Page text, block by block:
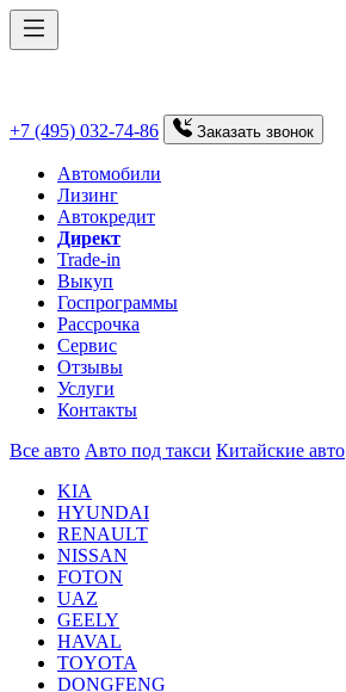
+7 (495) 032-74-86 Заказать звонок
Автомобили
Лизинг
Автокредит
Директ
Trade-in
Выкуп
Госпрограммы
Рассрочка
Сервис
Отзывы
Услуги
Контакты
Все авто Авто под такси Китайские авто
KIA
HYUNDAI
RENAULT
NISSAN
FOTON
UAZ
GEELY
HAVAL
TOYOTA
DONGFENG